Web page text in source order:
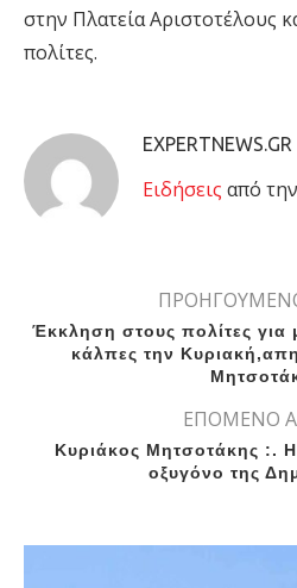
στην Πλατεία Αριστοτέλους
πολίτες.
EXPERTNEWS.GR
Eιδήσεις από
Έκκληση στους πολίτες για
κάλπες την
ΕΠΟΜΕΝΟ
Κυριάκος Μητσοτάκης :. Η
οξυγόνο της